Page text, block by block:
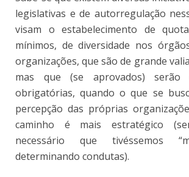
legislativas e de autorregulação
visam o estabelecimento de
mínimos, de diversidade nos
organizações, que são de grande
mas que (se aprovados) serão
obrigatórias, quando o que se
percepção das próprias
caminho é mais estratégico
necessário que tivéssemos
determinando condutas).